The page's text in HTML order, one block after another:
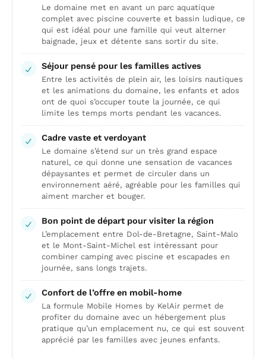
Le domaine met en avant un parc aquatique
complet avec piscine couverte et bassin ludique, ce
qui est idéal pour une famille qui veut alterner
baignade, jeux et détente sans sortir du site.
Séjour pensé pour les familles actives
Entre les activités de plein air, les loisirs nautiques
et les animations du domaine, les enfants et ados
ont de quoi s’occuper toute la journée, ce qui
limite les temps morts pendant les vacances.
Cadre vaste et verdoyant
Le domaine s’étend sur un très grand espace
naturel, ce qui donne une sensation de vacances
dépaysantes et permet de circuler dans un
environnement aéré, agréable pour les familles qui
aiment marcher et bouger.
Bon point de départ pour visiter la région
L’emplacement entre Dol-de-Bretagne, Saint-Malo
et le Mont-Saint-Michel est intéressant pour
combiner camping avec piscine et escapades en
journée, sans longs trajets.
Confort de l’offre en mobil-home
La formule Mobile Homes by KelAir permet de
profiter du domaine avec un hébergement plus
pratique qu’un emplacement nu, ce qui est souvent
apprécié par les familles avec jeunes enfants.